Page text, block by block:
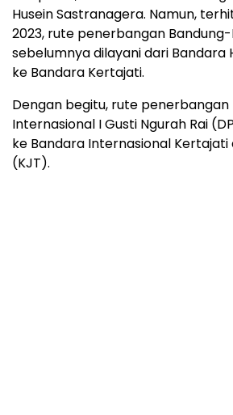
Husein Sastranagera. Namun,
2023, rute penerbangan
sebelumnya dilayani dari Bandara
ke Bandara Kertajati.
Dengan begitu, rute penerbangan
Internasional I Gusti Ngurah Rai
ke Bandara Internasional Kertajati
(KJT).